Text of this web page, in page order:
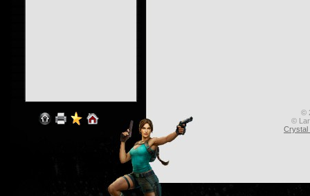
©
©
Crystal